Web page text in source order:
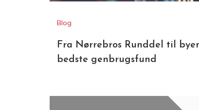
Blog
Fra Nørrebros Runddel til
bedste genbrugsfund